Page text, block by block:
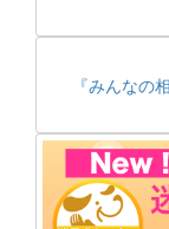
『みんなの